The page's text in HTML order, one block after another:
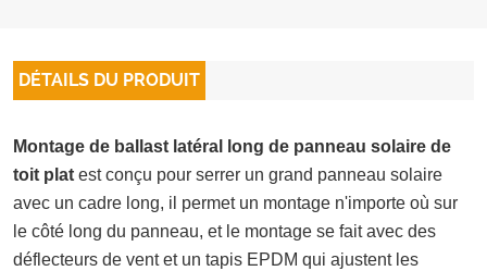
DÉTAILS DU PRODUIT
Montage de ballast latéral long de panneau solaire de
toit plat est conçu pour serrer un grand panneau solaire
avec un cadre long, il permet un montage n'importe où sur
le côté long du panneau, et le montage se fait avec des
déflecteurs de vent et un tapis EPDM qui ajustent les